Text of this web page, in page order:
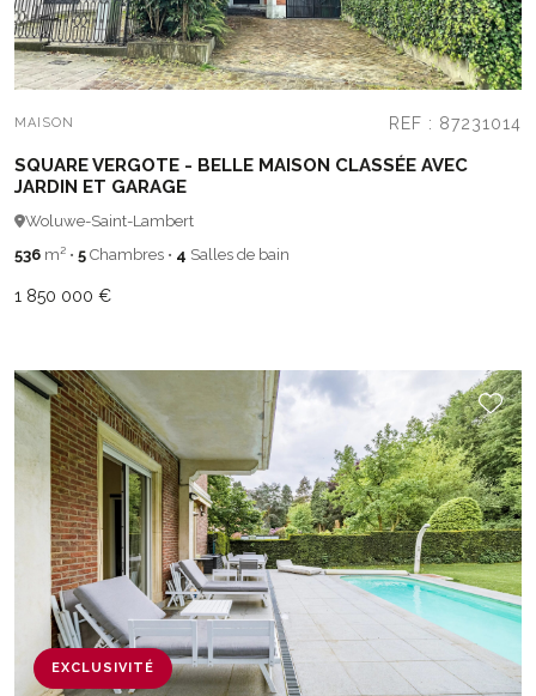
MAISON REF : 87231014
SQUARE VERGOTE - BELLE MAISON CLASSÉE AVEC
JARDIN ET GARAGE
Woluwe-Saint-Lambert
536 m² • 5 Chambres • 4 Salles de bain
1 850 000 €
EXCLUSIVITÉ